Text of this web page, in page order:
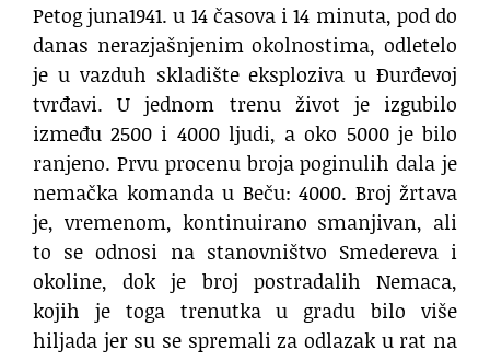
Petog juna1941. u 14 časova i 14 minuta, pod do
danas nerazjašnjenim okolnostima, odletelo
je u vazduh skladište eksploziva u Đurđevoj
tvrđavi. U jednom trenu život je izgubilo
između 2500 i 4000 ljudi, a oko 5000 je bilo
ranjeno. Prvu procenu broja poginulih dala je
nemačka komanda u Beču: 4000. Broj žrtava
je, vremenom, kontinuirano smanjivan, ali
to se odnosi na stanovništvo Smedereva i
okoline, dok je broj postradalih Nemaca,
kojih je toga trenutka u gradu bilo više
hiljada jer su se spremali za odlazak u rat na